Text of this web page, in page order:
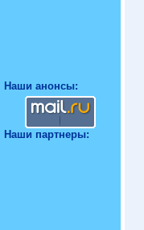
Наши анонсы:
Наши партнеры: